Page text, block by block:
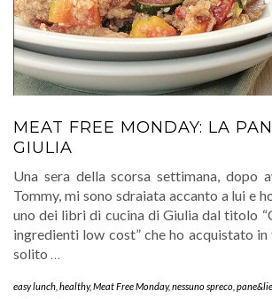
MEAT FREE MONDAY: LA
GIULIA
Una sera della scorsa settimana, dopo
Tommy, mi sono sdraiata accanto a lui e
uno dei libri di cucina di Giulia dal titolo
ingredienti low cost” che ho acquistato
solito …
easy lunch healthy,Meat Free Monday,nessuno spreco